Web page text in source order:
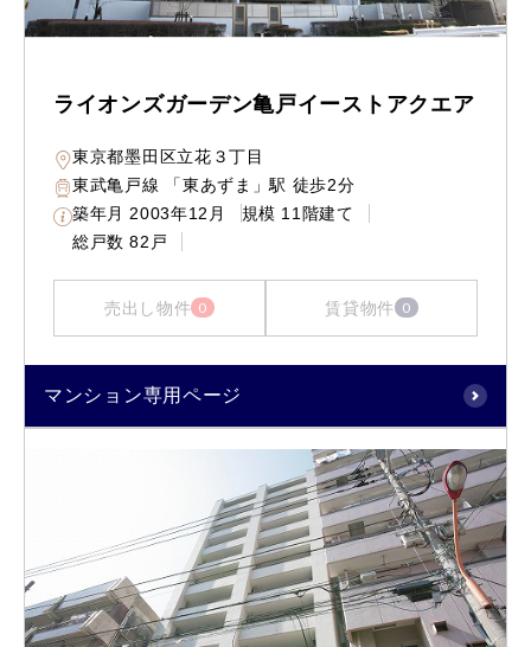
ライオンズガーデン亀戸イーストアクエア
東京都墨田区立花３丁目
東武亀戸線 「東あずま」駅 徒歩2分
築年月 2003年12月 規模 11階建て
総戸数 82戸
売出し物件 0 賃貸物件 0
マンション専用ページ